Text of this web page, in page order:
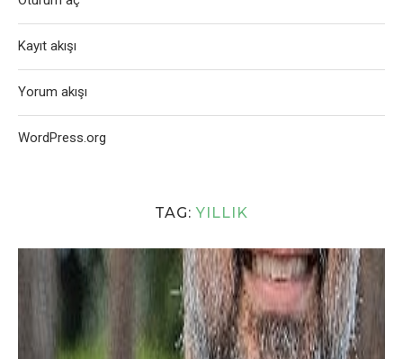
TAG:YILLIK
Kayıt akışı
Yorum akışı
WordPress.org